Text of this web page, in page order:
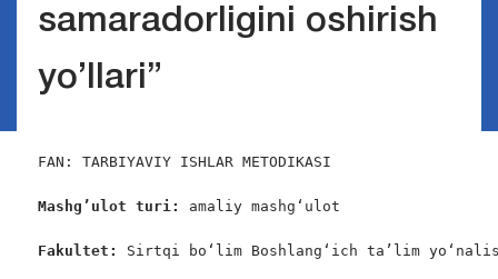
samaradorligini oshirish
yo’llari”
FAN: TARBIYAVIY ISHLAR METODIKASI
Mashg’ulot turi: amaliy mashg‘ulot
Fakultet: Sirtqi bo‘lim Boshlang‘ich ta’lim